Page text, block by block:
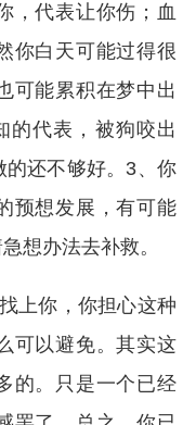
，代表让你伤；血
你白天可能过得很
可能累积在梦中出
的代表，被狗咬出
的还不够好。3、你
预想发展，有可能
想办法去补救。
上你，你担心这种
可以避免。其实这
的。只是一个已经